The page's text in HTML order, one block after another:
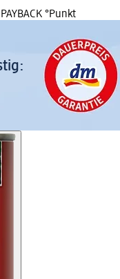
°Punkt